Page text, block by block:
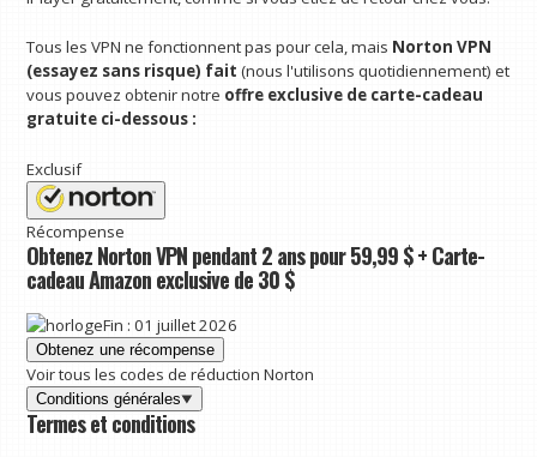
Tous les VPN ne fonctionnent pas pour cela, mais Norton VPN
(essayez sans risque) fait(nous l'utilisons quotidiennement) et
vous pouvez obtenir notre offre exclusive de carte-cadeau
gratuite ci-dessous :
Exclusif
Récompense
Obtenez Norton VPN pendant 2 ans pour 59,99 $ +Carte-
cadeau Amazon exclusive de 30 $
Fin : 01 juillet 2026
Obtenez une récompense
Voir tous les codes de réduction Norton
Conditions générales
Termes et conditions